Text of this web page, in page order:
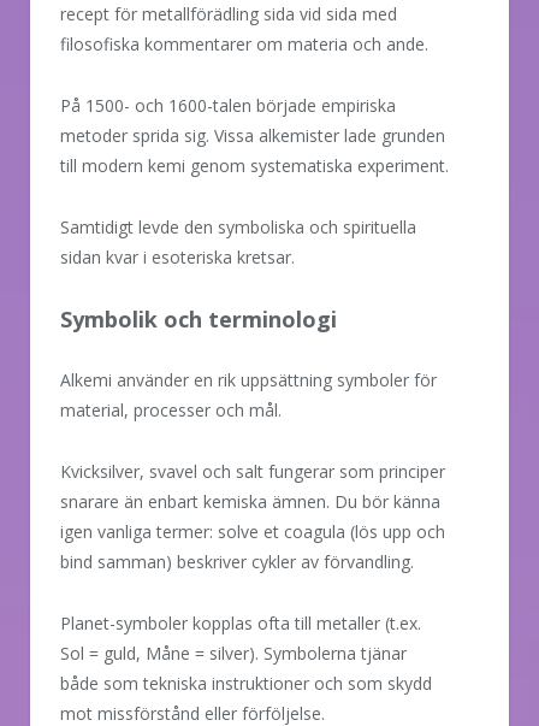
recept för metallförädling sida vid sida med
filosofiska kommentarer om materia och ande.
På 1500- och 1600-talen började empiriska
metoder sprida sig. Vissa alkemister lade grunden
till modern kemi genom systematiska experiment.
Samtidigt levde den symboliska och spirituella
sidan kvar i esoteriska kretsar.
Symbolik och terminologi
Alkemi använder en rik uppsättning symboler för
material, processer och mål.
Kvicksilver, svavel och salt fungerar som principer
snarare än enbart kemiska ämnen. Du bör känna
igen vanliga termer: solve et coagula (lös upp och
bind samman) beskriver cykler av förvandling.
Planet-symboler kopplas ofta till metaller (t.ex.
Sol = guld, Måne = silver). Symbolerna tjänar
både som tekniska instruktioner och som skydd
mot missförstånd eller förföljelse.